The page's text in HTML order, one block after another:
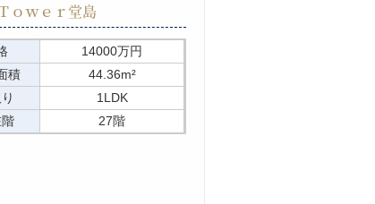
ｏｗｅｒ堂島
14000万円
積
44.36m²
1LDK
27階